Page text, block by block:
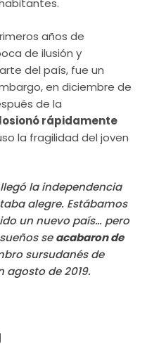
años de
de ilusión y
del país, fue un
en diciembre de
de la
rápidamente
la fragilidad del joven
la independencia
alegre. Estábamos
un nuevo país… pero
seacabaron de
sursudanés de
agosto de 2019.